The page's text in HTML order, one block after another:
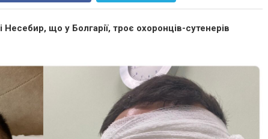
що у Болгарії, троє охоронців-сутенерів